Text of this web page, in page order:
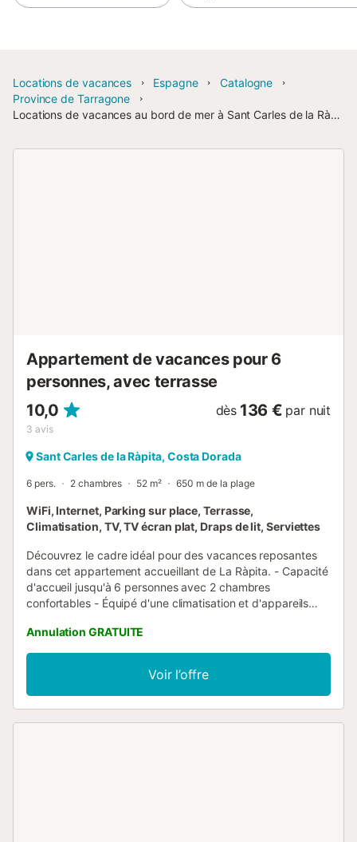
Locations de vacances Espagne
Catalogne
Province de Tarragone
Locations de vacances au bord de mer à Sant Carles de la Ràpita
Appartement de vacances pour 6
personnes, avec terrasse
10,0
3 avis
dès 136 € par nuit
Sant Carles de la Ràpita, Costa Dorada
6 pers. 2 chambres 52 m² 650 m de la plage
WiFi, Internet, Parking sur place, Terrasse,
Climatisation, TV, TV écran plat, Draps de lit, Serviettes
Découvrez le cadre idéal pour des vacances reposantes
dans cet appartement accueillant de La Ràpita. - Capacité
d'accueil jusqu'à 6 personnes avec 2 chambres
confortables - Équipé d'une climatisation et d'appareils
et des attractions locales. Extérieur : L'appartement
dispose d'une charmante terrasse où vous pourrez
savourer vos repas en plein air ou vous détendre avec un
bon livre sous le soleil espagnol. Un barbecue est à votre
disposition pour préparer de délicieux repas avec des
Annulation GRATUITE
Voir l’offre